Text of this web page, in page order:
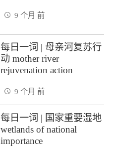
9 个月 前
每日一词 | 母亲河复苏行
动 mother river
rejuvenation action
9 个月 前
每日一词 | 国家重要湿地
wetlands of national
importance